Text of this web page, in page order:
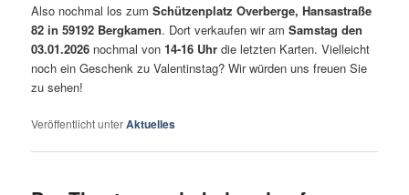
Also nochmal los zumSchützenplatz Overberge, Hansastraße
82 in 59192 Bergkamen. Dort verkaufen wir amSamstag den
03.01.2026 nochmal von14-16 Uhr die letzten Karten. Vielleicht
noch ein Geschenk zu Valentinstag? Wir würden uns freuen Sie
zu sehen!
Veröffentlicht unterAktuelles